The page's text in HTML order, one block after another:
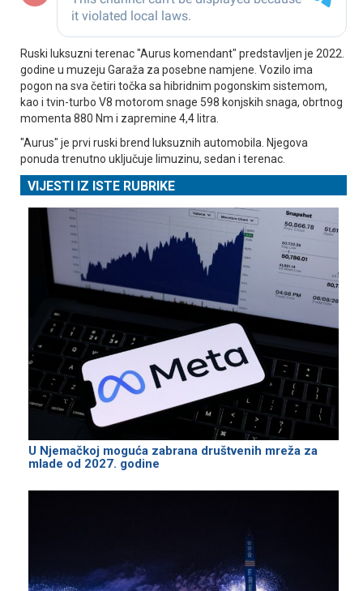
Ruski luksuzni terenac "Aurus komendant" predstavljen je 2022.
godine u muzeju Garaža za posebne namjene. Vozilo ima
pogon na sva četiri točka sa hibridnim pogonskim sistemom,
kao i tvin-turbo V8 motorom snage 598 konjskih snaga, obrtnog
momenta 880 Nm i zapremine 4,4 litra.
"Aurus" je prvi ruski brend luksuznih automobila. Njegova
ponuda trenutno uključuje limuzinu, sedan i terenac.
VIJESTI IZ ISTE RUBRIKE
U Njemačkoj moguća zabrana društvenih mreža za
mlade od 2027. godine